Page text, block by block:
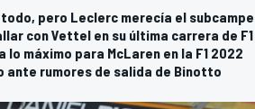
todo, pero Leclerc merecía el
con Vettel en su última carrera de F1
máximo para McLaren en la F1 2022
ante rumores de salida de Binotto